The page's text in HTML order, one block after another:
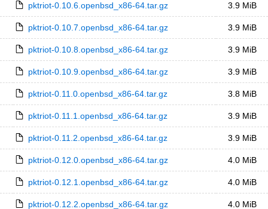
pktriot-0.10.6.openbsd_x86-64.tar.gz 3.9 MiB
pktriot-0.10.7.openbsd_x86-64.tar.gz 3.9 MiB
pktriot-0.10.8.openbsd_x86-64.tar.gz 3.9 MiB
pktriot-0.10.9.openbsd_x86-64.tar.gz 3.9 MiB
pktriot-0.11.0.openbsd_x86-64.tar.gz 3.8 MiB
pktriot-0.11.1.openbsd_x86-64.tar.gz 3.9 MiB
pktriot-0.11.2.openbsd_x86-64.tar.gz 3.9 MiB
pktriot-0.12.0.openbsd_x86-64.tar.gz 4.0 MiB
pktriot-0.12.1.openbsd_x86-64.tar.gz 4.0 MiB
pktriot-0.12.2.openbsd_x86-64.tar.gz 4.0 MiB